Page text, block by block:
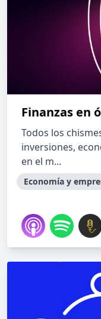
Finanzas en
Todos los
inversiones,
en el m...
Economía y